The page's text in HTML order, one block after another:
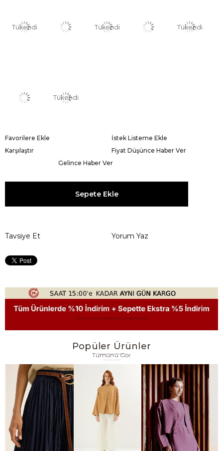
Tükendi Tükendi Tükendi
Tükendi
Favorilere Ekle
İstek Listeme Ekle
Karşılaştır
Fiyat Düşünce Haber Ver
Gelince Haber Ver
Tavsiye Et Yorum Yaz
Popüler Ürünler
Tümünü Gör